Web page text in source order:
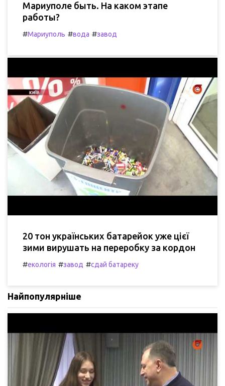
Мариуполе быть. На каком этапе
работы?
#Мариуполь #вода #завод
20 тон українських батарейок уже цієї
зими вирушать на переробку за кордон
#екологія #завод #сдай батареку
Найпопулярніше